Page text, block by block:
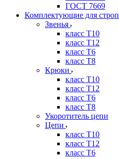
ГОСТ 7669
Комплектующие для строп
Звенья
класс Т10
класс Т12
класс Т6
класс Т8
Крюки
класс Т10
класс Т12
класс Т6
класс Т8
Укоротитель цепи
Цепи
класс Т10
класс Т12
класс Т6